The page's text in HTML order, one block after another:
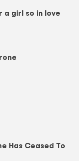
girl so in love
Has Ceased To